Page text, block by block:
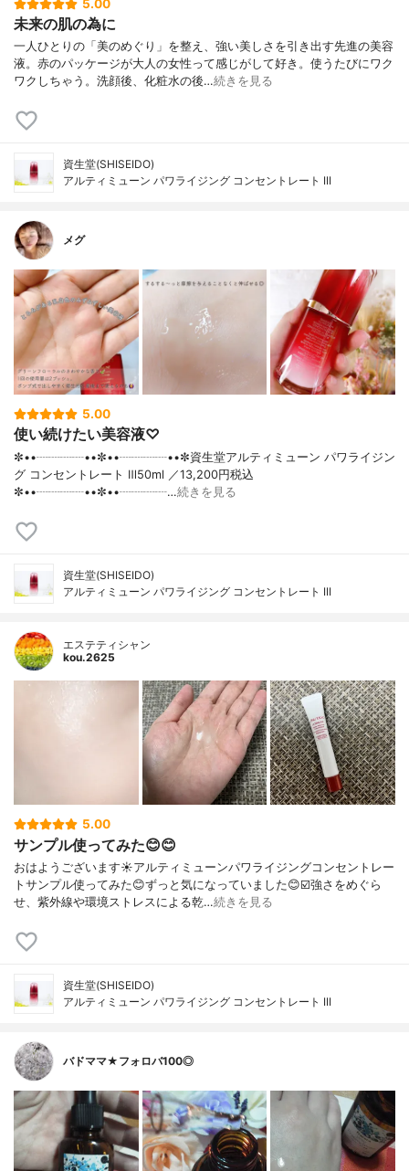
5.00
未来の肌の為に
一人ひとりの「美のめぐり」を整え、強い美しさを引き出す先進の美容
液。赤のパッケージが大人の女性って感じがして好き。使うたびにワク
ワクしちゃう。洗顔後、化粧水の後…続きを見る
資生堂(SHISEIDO)
アルティミューン パワライジング コンセントレート III
メグ
5.00
使い続けたい美容液♡
✼••┈┈┈┈••✼••┈┈┈┈••✼資生堂アルティミューン パワライジン
グ コンセントレート Ⅲ50ml ／13,200円税込
✼••┈┈┈┈••✼••┈┈┈┈…続きを見る
資生堂(SHISEIDO)
アルティミューン パワライジング コンセントレート III
エステティシャン
kou.2625
5.00
サンプル使ってみた😊😊
おはようございます☀アルティミューンパワライジングコンセントレー
トサンプル使ってみた😊ずっと気になっていました😊☑️強さをめぐら
せ、紫外線や環境ストレスによる乾…続きを見る
資生堂(SHISEIDO)
アルティミューン パワライジング コンセントレート III
バドママ★フォロバ100◎